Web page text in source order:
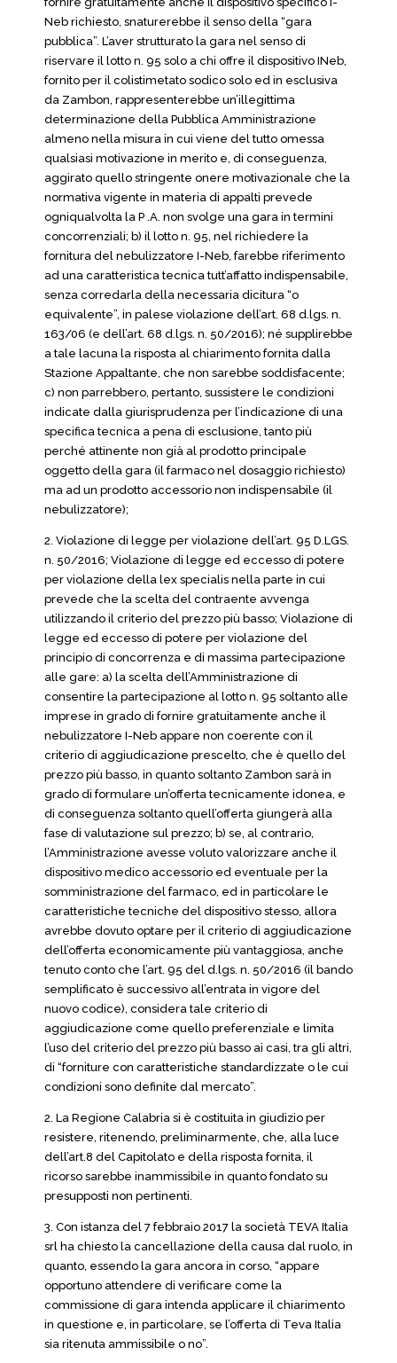
Neb richiesto, snaturerebbe il senso della “gara
pubblica”. L’aver strutturato la gara nel senso di
riservare il lotto n. 95 solo a chi offre il dispositivo INeb,
fornito per il colistimetato sodico solo ed in esclusiva
da Zambon, rappresenterebbe un’illegittima
determinazione della Pubblica Amministrazione
almeno nella misura in cui viene del tutto omessa
qualsiasi motivazione in merito e, di conseguenza,
aggirato quello stringente onere motivazionale che la
normativa vigente in materia di appalti prevede
ogniqualvolta la P .A. non svolge una gara in termini
concorrenziali; b) il lotto n. 95, nel richiedere la
fornitura del nebulizzatore I-Neb, farebbe riferimento
ad una caratteristica tecnica tutt’affatto indispensabile,
senza corredarla della necessaria dicitura “o
equivalente”, in palese violazione dell’art. 68 d.lgs. n.
163/06 (e dell’art. 68 d.lgs. n. 50/2016); né supplirebbe
a tale lacuna la risposta al chiarimento fornita dalla
Stazione Appaltante, che non sarebbe soddisfacente;
c) non parrebbero, pertanto, sussistere le condizioni
indicate dalla giurisprudenza per l’indicazione di una
specifica tecnica a pena di esclusione, tanto più
perché attinente non già al prodotto principale
oggetto della gara (il farmaco nel dosaggio richiesto)
ma ad un prodotto accessorio non indispensabile (il
nebulizzatore);
2. Violazione di legge per violazione dell’art. 95 D.LGS.
n. 50/2016; Violazione di legge ed eccesso di potere
per violazione della lex specialis nella parte in cui
prevede che la scelta del contraente avvenga
utilizzando il criterio del prezzo più basso; Violazione di
legge ed eccesso di potere per violazione del
principio di concorrenza e di massima partecipazione
alle gare: a) la scelta dell’Amministrazione di
consentire la partecipazione al lotto n. 95 soltanto alle
imprese in grado di fornire gratuitamente anche il
nebulizzatore I-Neb appare non coerente con il
criterio di aggiudicazione prescelto, che è quello del
prezzo più basso, in quanto soltanto Zambon sarà in
grado di formulare un’offerta tecnicamente idonea, e
di conseguenza soltanto quell’offerta giungerà alla
fase di valutazione sul prezzo; b) se, al contrario,
l’Amministrazione avesse voluto valorizzare anche il
dispositivo medico accessorio ed eventuale per la
somministrazione del farmaco, ed in particolare le
caratteristiche tecniche del dispositivo stesso, allora
avrebbe dovuto optare per il criterio di aggiudicazione
dell’offerta economicamente più vantaggiosa, anche
tenuto conto che l’art. 95 del d.lgs. n. 50/2016 (il bando
semplificato è successivo all’entrata in vigore del
nuovo codice), considera tale criterio di
aggiudicazione come quello preferenziale e limita
l’uso del criterio del prezzo più basso ai casi, tra gli altri,
di “forniture con caratteristiche standardizzate o le cui
condizioni sono definite dal mercato”.
2. La Regione Calabria si è costituita in giudizio per
resistere, ritenendo, preliminarmente, che, alla luce
dell’art.8 del Capitolato e della risposta fornita, il
ricorso sarebbe inammissibile in quanto fondato su
presupposti non pertinenti.
3. Con istanza del 7 febbraio 2017 la società TEVA Italia
srl ha chiesto la cancellazione della causa dal ruolo, in
quanto, essendo la gara ancora in corso, “appare
opportuno attendere di verificare come la
commissione di gara intenda applicare il chiarimento
in questione e, in particolare, se l’offerta di Teva Italia
sia ritenuta ammissibile o no”.